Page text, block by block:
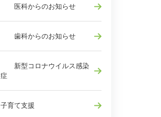
医科からのお知らせ
歯科からのお知らせ
新型コロナウイルス感染
症
子育て支援